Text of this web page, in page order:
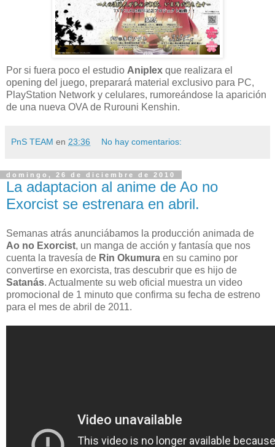
Por si fuera poco el estudio Aniplex que realizara el
opening del juego, preparará material exclusivo para PC,
PlayStation Network y celulares, rumoreándose la aparición
de una nueva OVA de Rurouni Kenshin.
PnS TEAM en 23:36 No hay comentarios:
domingo, 26 de diciembre de 2010
La adaptacion al anime de Ao no
Exorcist se estrenara en abril.
Semanas atrás anunciábamos la producción animada de
Ao no Exorcist, un manga de acción y fantasía que nos
cuenta la travesía de Rin Okumura en su camino por
convertirse en exorcista, tras descubrir que es hijo de
Satanás. Actualmente su web oficial muestra un video
promocional de 1 minuto que confirma su fecha de estreno
para el mes de abril de 2011.